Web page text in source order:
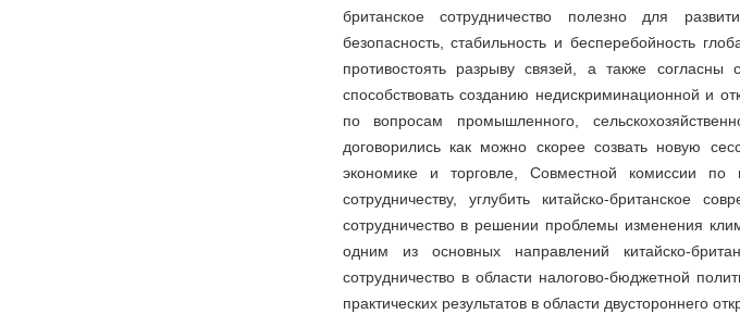
британское сотрудничество полезно для
безопасность, стабильность и бесперебойность
противостоять разрыву связей, а также
способствовать созданию недискриминационной и
по вопросам промышленного,
договорились как можно скорее созвать новую
экономике и торговле, Совместной комиссии
сотрудничеству, углубить китайско-британское
сотрудничество в решении проблемы изменения
одним из основных направлений китайско-
сотрудничество в области налогово-бюджетной
практических результатов в области двустороннего